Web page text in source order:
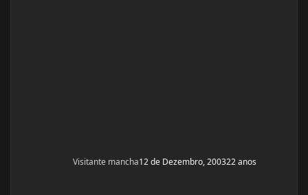
Visitante mancha12 de Dezembro, 200322 anos